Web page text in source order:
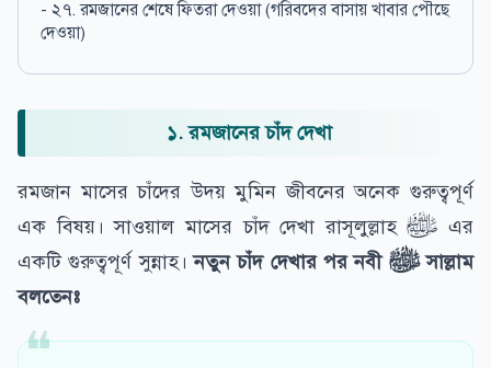
- ২৭. রমজানের শেষে ফিতরা দেওয়া (গরিবদের বাসায় খাবার পৌছে
দেওয়া)
১. রমজানের চাঁদ দেখা
রমজান মাসের চাঁদের উদয় মুমিন জীবনের অনেক গুরুত্বপূর্ণ
এক বিষয়। সাওয়াল মাসের চাঁদ দেখা রাসূলুল্লাহ ﷺ এর
একটি গুরুত্বপূর্ণ সুন্নাহ।নতুন চাঁদ দেখার পর নবী ﷺসাল্লাম
বলতেনঃ